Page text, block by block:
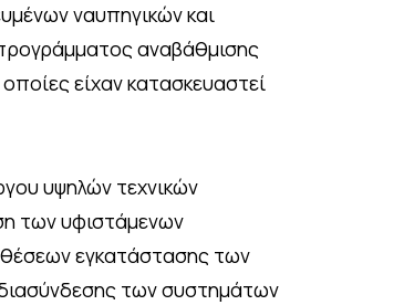
ναυπηγικών και
αναβάθμισης
είχαν κατασκευαστεί
υψηλών τεχνικών
των υφιστάμενων
εγκατάστασης των
των συστημάτων